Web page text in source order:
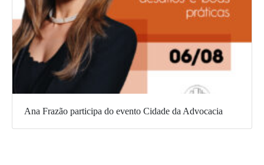
Ana Frazão participa do evento Cidade da Advocacia